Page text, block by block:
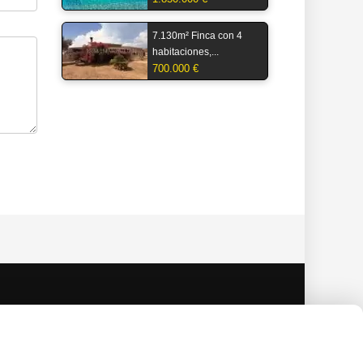
7.130m² Finca con 4
habitaciones,...
700.000 €